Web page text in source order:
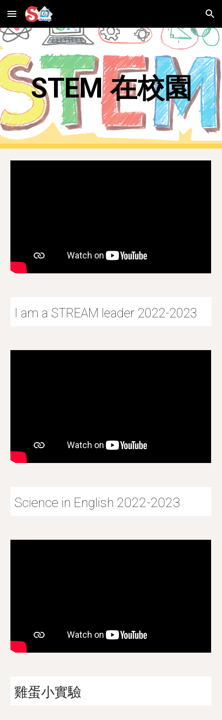
Skip to main content Skip to navigation
STEM 在校園
I am a STREAM leader 2022-2023
Science in English 2022-2023
雞蛋小實驗